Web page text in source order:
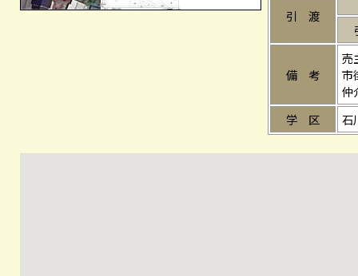
引 渡
備 考
売
市
仲
学 区
石